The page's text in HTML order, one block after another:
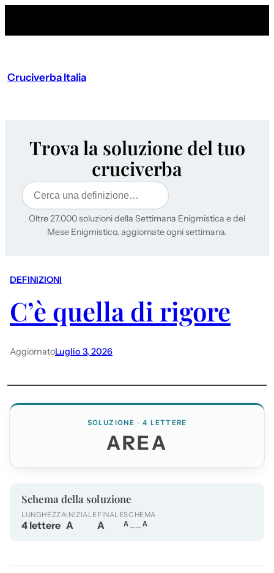
Cruciverba Italia
Trova la soluzione del tuo
cruciverba
Cerca
Oltre 27.000 soluzioni della Settimana Enigmistica e del
Mese Enigmistico, aggiornate ogni settimana.
DEFINIZIONI
C’è quella di rigore
AggiornatoLuglio 3, 2026
SOLUZIONE · 4 LETTERE
AREA
Schema della soluzione
LUNGHEZZA
4 lettere
INIZIALE
A
FINALE
A
SCHEMA
A__A